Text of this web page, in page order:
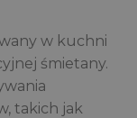
w kuchni
śmietany.
takich jak